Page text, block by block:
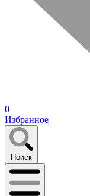
0
Избранное
Поиск